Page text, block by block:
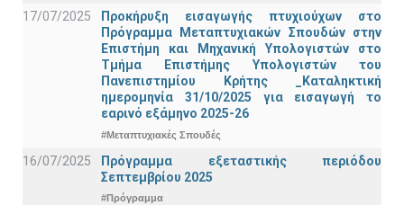
17/07/2025
Προκήρυξη εισαγωγής πτυχιούχων στo
Πρόγραμμα Μεταπτυχιακών Σπουδών στην
Επιστήμη και Μηχανική Υπολογιστών στο
Τμήμα Eπιστήμης Υπολογιστών του
Πανεπιστημίου Κρήτης _Καταληκτική
ημερομηνία 31/10/2025 για εισαγωγή το
εαρινό εξάμηνο 2025-26
#Μεταπτυχιακές Σπουδές
16/07/2025
Πρόγραμμα εξεταστικής περιόδου
Σεπτεμβρίου 2025
#Πρόγραμμα